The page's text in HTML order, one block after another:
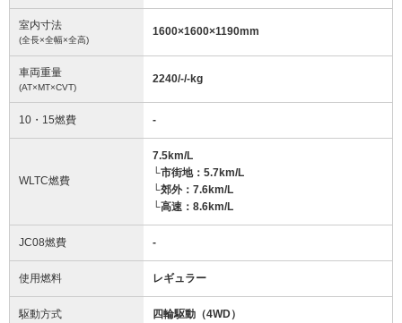
室内寸法
(全長×全幅×全高)
1600×1600×1190mm
車両重量
(AT×MT×CVT)
2240/-/-kg
10・15燃費 -
WLTC燃費
7.5km/L
└市街地：5.7km/L
└郊外：7.6km/L
└高速：8.6km/L
JC08燃費 -
使用燃料 レギュラー
駆動方式 四輪駆動（4WD）